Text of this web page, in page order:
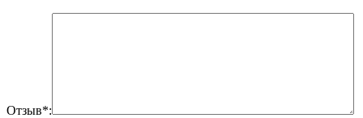
Отзыв*: